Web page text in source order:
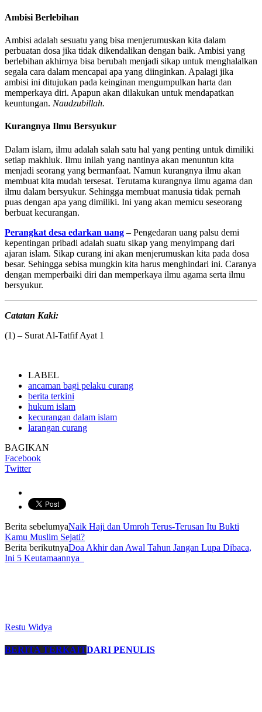
Ambisi Berlebihan
Ambisi adalah sesuatu yang bisa menjerumuskan kita dalam
perbuatan dosa jika tidak dikendalikan dengan baik. Ambisi yang
berlebihan akhirnya bisa berubah menjadi sikap untuk menghalalkan
segala cara dalam mencapai apa yang diinginkan. Apalagi jika
ambisi ini ditujukan pada keinginan mengumpulkan harta dan
memperkaya diri. Apapun akan dilakukan untuk mendapatkan
keuntungan. Naudzubillah.
Kurangnya Ilmu Bersyukur
Dalam islam, ilmu adalah salah satu hal yang penting untuk dimiliki
setiap makhluk. Ilmu inilah yang nantinya akan menuntun kita
menjadi seorang yang bermanfaat. Namun kurangnya ilmu akan
membuat kita mudah tersesat. Terutama kurangnya ilmu agama dan
ilmu dalam bersyukur. Sehingga membuat manusia tidak pernah
puas dengan apa yang dimiliki. Ini yang akan memicu seseorang
berbuat kecurangan.
Perangkat desa edarkan uang – Pengedaran uang palsu demi
kepentingan pribadi adalah suatu sikap yang menyimpang dari
ajaran islam. Sikap curang ini akan menjerumuskan kita pada dosa
besar. Sehingga sebisa mungkin kita harus menghindari ini. Caranya
dengan memperbaiki diri dan memperkaya ilmu agama serta ilmu
bersyukur.
Catatan Kaki:
(1) – Surat Al-Tatfif Ayat 1
LABEL
ancaman bagi pelaku curang
berita terkini
hukum islam
kecurangan dalam islam
larangan curang
BAGIKAN
Facebook
Twitter
Berita sebelumyaNaik Haji dan Umroh Terus-Terusan Itu Bukti
Kamu Muslim Sejati?
Berita berikutnyaDoa Akhir dan Awal Tahun Jangan Lupa Dibaca,
Ini 5 Keutamaannya
Restu Widya
BERITA TERKAITDARI PENULIS